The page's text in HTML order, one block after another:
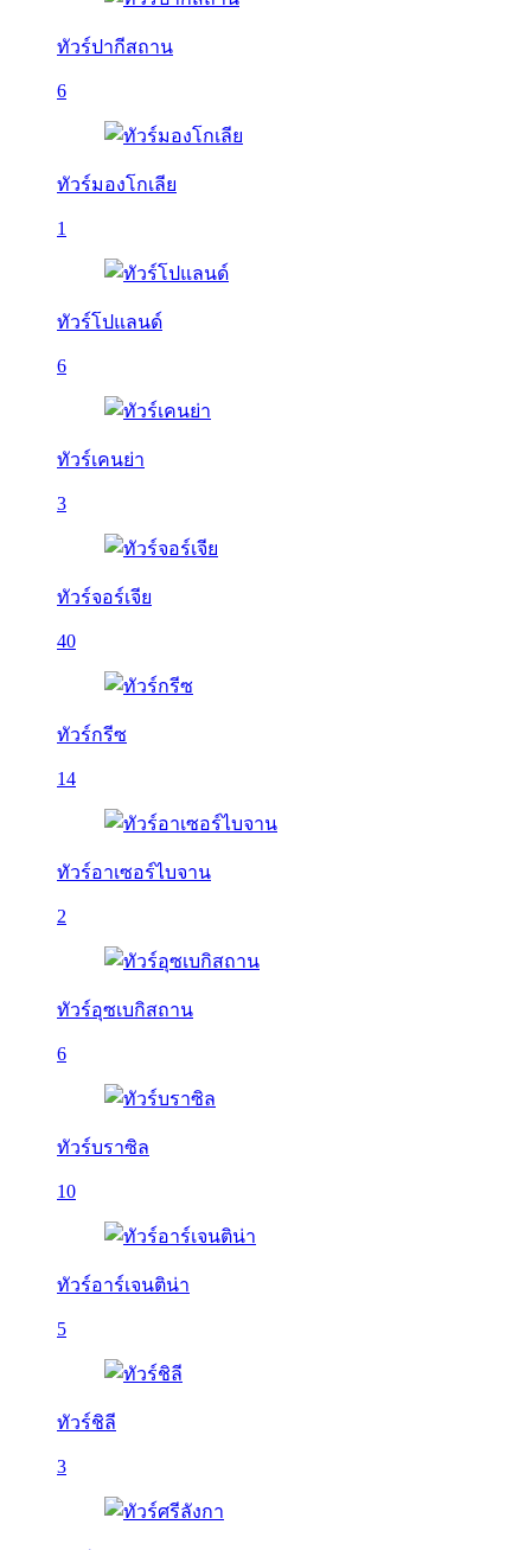
ทัวร์ปากีสถาน
6
ทัวร์มองโกเลีย
1
ทัวร์โปแลนด์
6
ทัวร์เคนย่า
3
ทัวร์จอร์เจีย
40
ทัวร์กรีซ
14
ทัวร์อาเซอร์ไบจาน
2
ทัวร์อุซเบกิสถาน
6
ทัวร์บราซิล
10
ทัวร์อาร์เจนติน่า
5
ทัวร์ชิลี
3